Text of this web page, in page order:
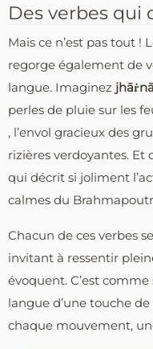
Des verbes qui
Mais ce n’est pas tout !
regorge également de
langue. Imaginez jhāṙnā
perles de pluie sur les
, l’envol gracieux des
rizières verdoyantes. Et
qui décrit si joliment
calmes du
Chacun de ces verbes
invitant à ressentir
évoquent. C’est
langue d’une touche
chaque mouvement,